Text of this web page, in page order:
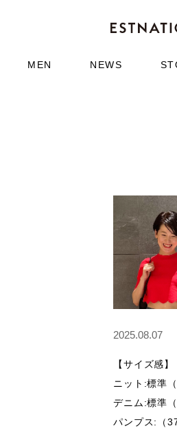
MEN NEWS
2025.08.07
【サイズ感
ニット:標準
デニム:標準
パンプス:（